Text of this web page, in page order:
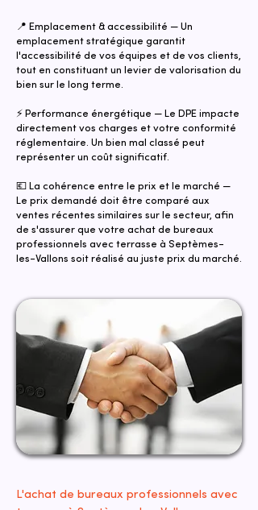
📍 Emplacement & accessibilité — Un
emplacement stratégique garantit
l'accessibilité de vos équipes et de vos clients,
tout en constituant un levier de valorisation du
bien sur le long terme.
⚡ Performance énergétique — Le DPE impacte
directement vos charges et votre conformité
réglementaire. Un bien mal classé peut
représenter un coût significatif.
💶 La cohérence entre le prix et le marché —
Le prix demandé doit être comparé aux
ventes récentes similaires sur le secteur, afin
de s'assurer que votre achat de bureaux
professionnels avec terrasse à Septèmes-
les-Vallons soit réalisé au juste prix du marché.
L'achat de bureaux professionnels avec